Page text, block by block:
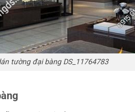
tường đại bàng DS_11764783